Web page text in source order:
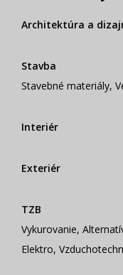
Architektúra a
Stavba
Stavebné materiály,
Interiér
Exteriér
TZB
Vykurovanie,
Elektro,